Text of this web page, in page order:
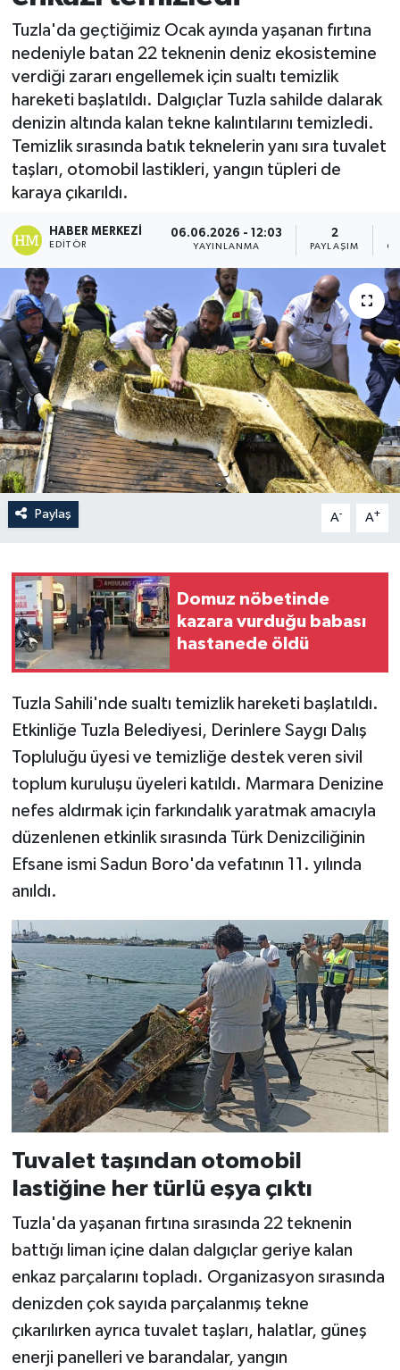
Tuzla'da geçtiğimiz Ocak ayında yaşanan fırtına
nedeniyle batan 22 teknenin deniz ekosistemine
verdiği zararı engellemek için sualtı temizlik
hareketi başlatıldı. Dalgıçlar Tuzla sahilde dalarak
denizin altında kalan tekne kalıntılarını temizledi.
Temizlik sırasında batık teknelerin yanı sıra tuvalet
taşları, otomobil lastikleri, yangın tüpleri de
karaya çıkarıldı.
HABER MERKEZI
EDITÖR
06.06.2026 - 12:03
YAYINLANMA
2
PAYLAŞIM
Paylaş A- A+
Domuz nöbetinde
kazara vurduğu babası
hastanede öldü
Tuzla Sahili'nde sualtı temizlik hareketi başlatıldı.
Etkinliğe Tuzla Belediyesi, Derinlere Saygı Dalış
Topluluğu üyesi ve temizliğe destek veren sivil
toplum kuruluşu üyeleri katıldı. Marmara Denizine
nefes aldırmak için farkındalık yaratmak amacıyla
düzenlenen etkinlik sırasında Türk Denizciliğinin
Efsane ismi Sadun Boro'da vefatının 11. yılında
anıldı.
Tuvalet taşından otomobil
lastiğine her türlü eşya çıktı
Tuzla'da yaşanan fırtına sırasında 22 teknenin
battığı liman içine dalan dalgıçlar geriye kalan
enkaz parçalarını topladı. Organizasyon sırasında
denizden çok sayıda parçalanmış tekne
çıkarılırken ayrıca tuvalet taşları, halatlar, güneş
enerji panelleri ve barandalar, yangın